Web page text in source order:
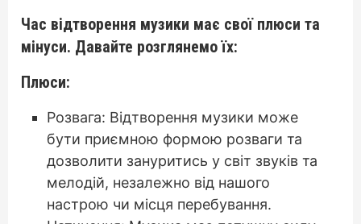
Час відтворення музики має свої плюси та
мінуси. Давайте розглянемо їх:
Плюси:
Розвага: Відтворення музики може
бути приємною формою розваги та
дозволити зануритись у світ звуків та
мелодій, незалежно від нашого
настрою чи місця перебування.